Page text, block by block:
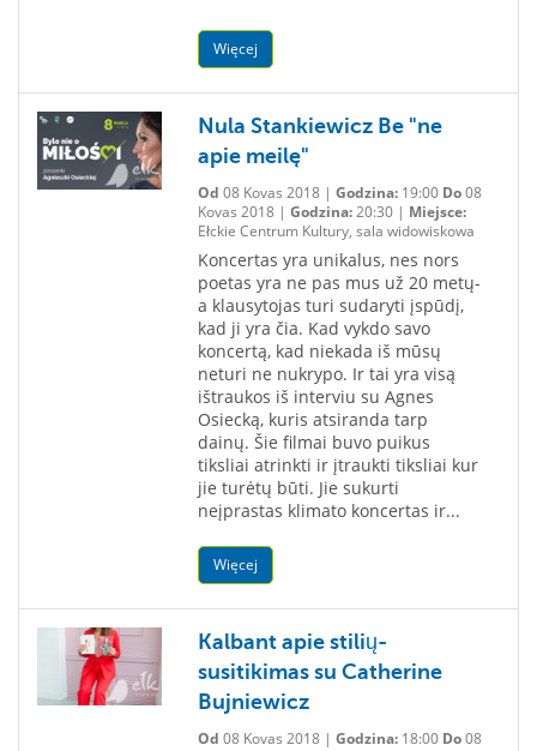
Więcej
Nula Stankiewicz Be "ne
apie meilę"
Od 08 Kovas 2018 | Godzina:19:00 Do08
Kovas 2018 | Godzina:20:30 | Miejsce:
Ełckie Centrum Kultury, sala widowiskowa
Koncertas yra unikalus, nes nors
poetas yra ne pas mus už 20 metų-
a klausytojas turi sudaryti įspūdį,
kad ji yra čia. Kad vykdo savo
koncertą, kad niekada iš mūsų
neturi ne nukrypo. Ir tai yra visą
ištraukos iš interviu su Agnes
Osiecką, kuris atsiranda tarp
dainų. Šie filmai buvo puikus
tiksliai atrinkti ir įtraukti tiksliai kur
jie turėtų būti. Jie sukurti
neįprastas klimato koncertas ir...
Więcej
Kalbant apie stilių-
susitikimas su Catherine
Bujniewicz
Od 08 Kovas 2018 | Godzina:18:00 Do08